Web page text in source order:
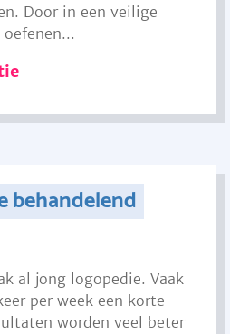
Door in een veilige
behandelend
al jong logopedie. Vaak
per week een korte
worden veel beter